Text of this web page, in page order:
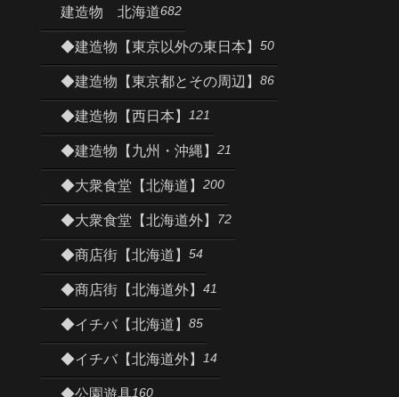
建造物 北海道682
◆建造物【東京以外の東日本】 50
◆建造物【東京都とその周辺】 86
◆建造物【西日本】 121
◆建造物【九州・沖縄】 21
◆大衆食堂【北海道】 200
◆大衆食堂【北海道外】 72
◆商店街【北海道】 54
◆商店街【北海道外】 41
◆イチバ【北海道】 85
◆イチバ【北海道外】 14
◆公園遊具160